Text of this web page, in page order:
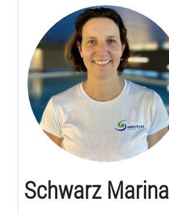
Schwarz Marina